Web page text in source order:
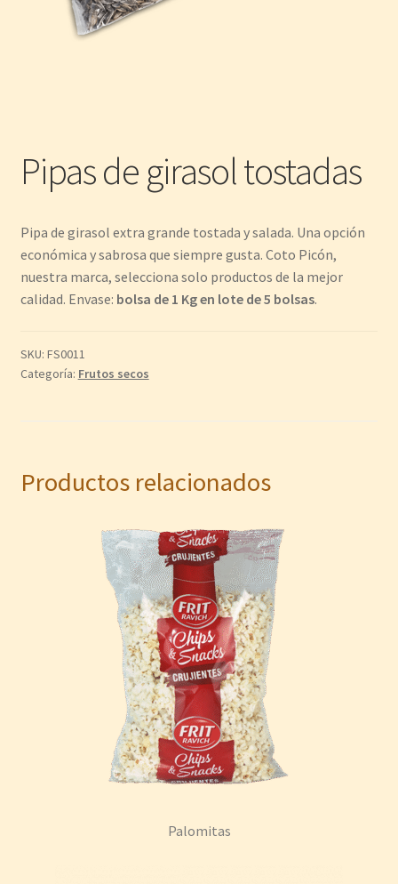
Pipas de girasol tostadas
Pipa de girasol extra grande tostada y salada. Una opción
económica y sabrosa que siempre gusta. Coto Picón,
nuestra marca, selecciona solo productos de la mejor
calidad. Envase: bolsa de 1 Kg en lote de 5 bolsas.
SKU: FS0011
Categoría: Frutos secos
Productos relacionados
Palomitas